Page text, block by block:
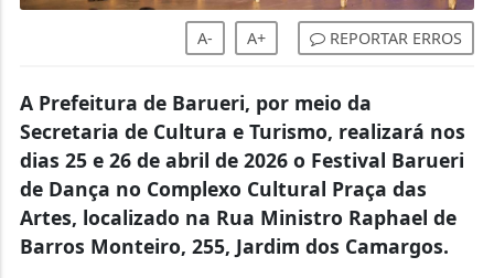
A- A+ REPORTAR ERROS
A Prefeitura de Barueri, por meio da
Secretaria de Cultura e Turismo, realizará nos
dias 25 e 26 de abril de 2026 o Festival Barueri
de Dança no Complexo Cultural Praça das
Artes, localizado na Rua Ministro Raphael de
Barros Monteiro, 255, Jardim dos Camargos.